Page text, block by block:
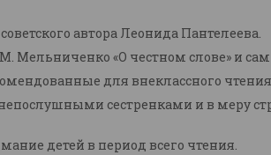
автора Леонида Пантелеева.
Мельниченко «О честном слове» и
для внеклассного
непослушными сестренками и в меру
детей в период всего чтения.